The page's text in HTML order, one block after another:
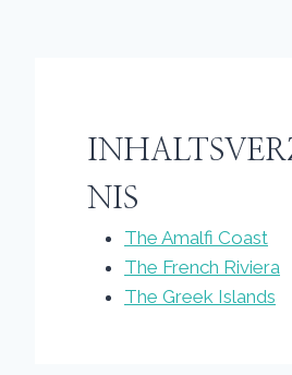
NIS
The Amalfi Coast
The French Riviera
The Greek Islands